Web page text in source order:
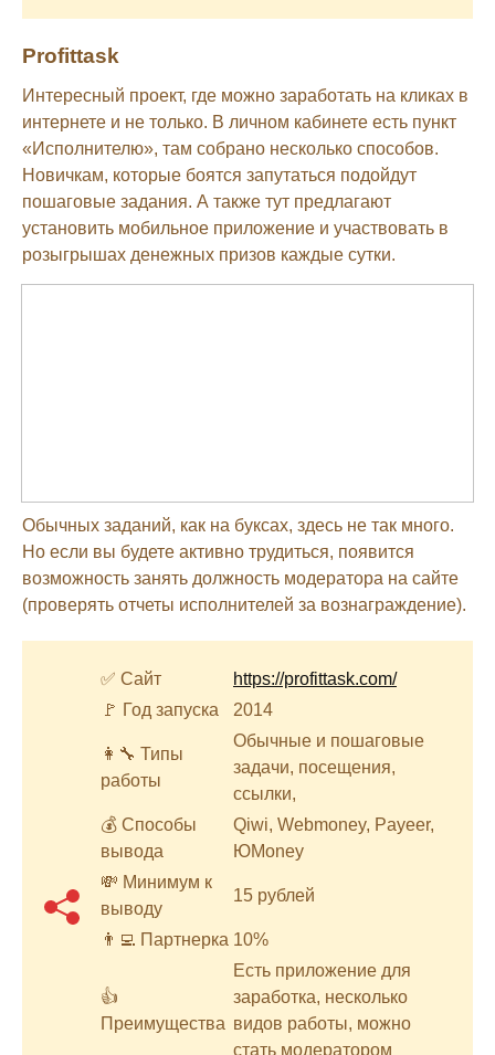
Profittask
Интересный проект, где можно заработать на кликах в
интернете и не только. В личном кабинете есть пункт
«Исполнителю», там собрано несколько способов.
Новичкам, которые боятся запутаться подойдут
пошаговые задания. А также тут предлагают
установить мобильное приложение и участвовать в
розыгрышах денежных призов каждые сутки.
Обычных заданий, как на буксах, здесь не так много.
Но если вы будете активно трудиться, появится
возможность занять должность модератора на сайте
(проверять отчеты исполнителей за вознаграждение).
✅ Сайт
https://profittask.com/
🚩 Год запуска
2014
👩‍🔧 Типы
работы
Обычные и пошаговые
задачи, посещения,
ссылки,
💰 Способы
вывода
Qiwi, Webmoney, Payeer,
ЮMoney
💸 Минимум к
выводу
15 рублей
👨‍💻 Партнерка 10%
👍
Преимущества
Есть приложение для
заработка, несколько
видов работы, можно
стать модератором